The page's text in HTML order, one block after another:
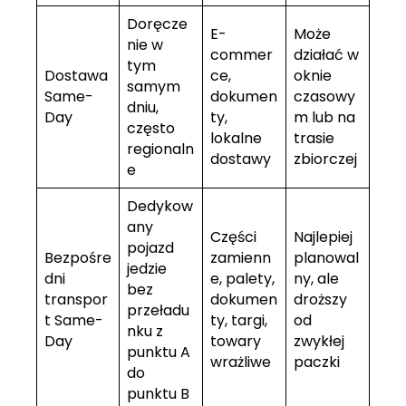
Dostawa
Same-
Day
Doręcze
nie w
tym
samym
dniu,
często
regionaln
e
E-
commer
ce,
dokumen
ty,
lokalne
dostawy
Może
działać w
oknie
czasowy
m lub na
trasie
zbiorczej
Bezpośre
dni
transpor
t Same-
Day
Dedykow
any
pojazd
jedzie
bez
przeładu
nku z
punktu A
do
punktu B
Części
zamienn
e, palety,
dokumen
ty, targi,
towary
wrażliwe
Najlepiej
planowal
ny, ale
droższy
od
zwykłej
paczki